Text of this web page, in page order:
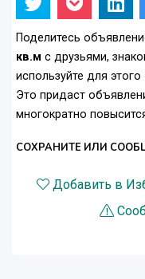
Поделитесь
кв.м с друзьями,
используйте для
Это придаст
многократно
СОХРАНИТЕ ИЛИ
Добавить в